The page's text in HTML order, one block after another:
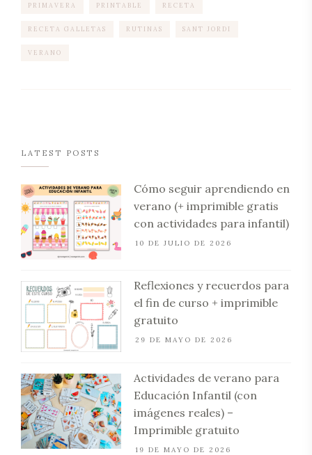
PRIMAVERA PRINTABLE RECETA
RECETA GALLETAS RUTINAS SANT JORDI
VERANO
LATEST POSTS
Cómo seguir aprendiendo en
verano (+ imprimible gratis
con actividades para infantil)
10 DE JULIO DE 2026
Reflexiones y recuerdos para
el fin de curso + imprimible
gratuito
29 DE MAYO DE 2026
Actividades de verano para
Educación Infantil (con
imágenes reales) –
Imprimible gratuito
19 DE MAYO DE 2026